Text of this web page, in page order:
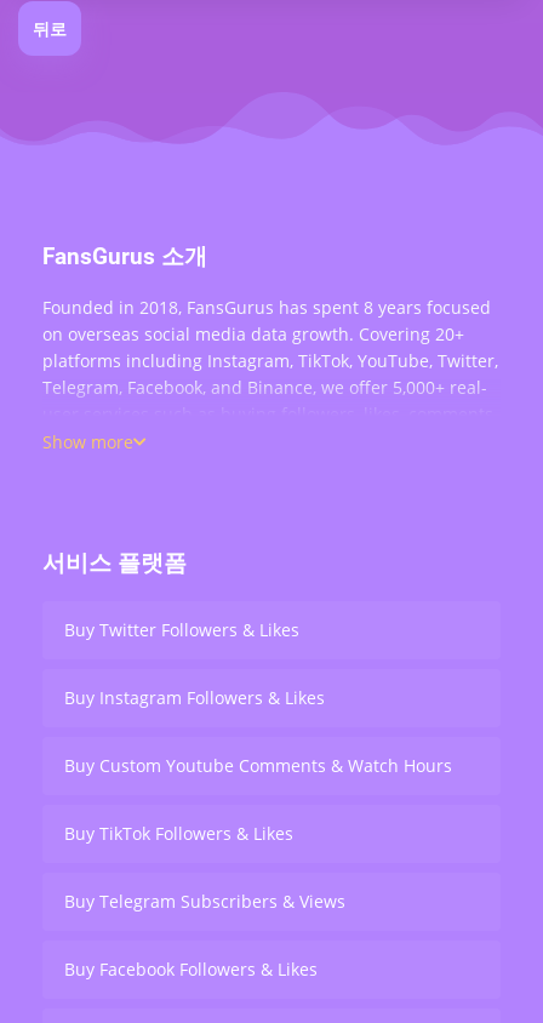
뒤로
FansGurus 소개
Founded in 2018, FansGurus has spent 8 years focused
on overseas social media data growth. Covering 20+
platforms including Instagram, TikTok, YouTube, Twitter,
Telegram, Facebook, and Binance, we offer 5,000+ real-
views, retweets, and live stream engagement — serving
Show more
서비스 플랫폼
Buy Twitter Followers & Likes
Buy Instagram Followers & Likes
Buy Custom Youtube Comments & Watch Hours
Buy TikTok Followers & Likes
Buy Telegram Subscribers & Views
Buy Facebook Followers & Likes